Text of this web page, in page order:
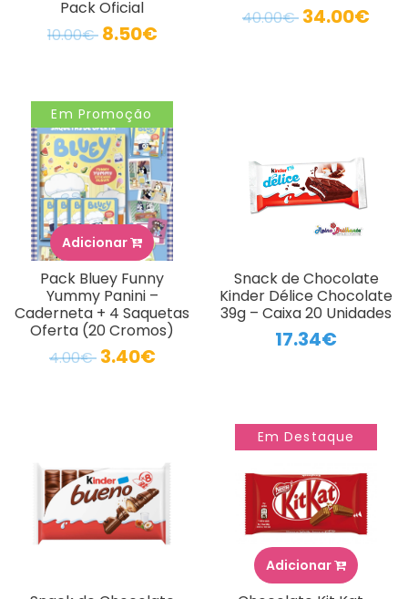
Pack Oficial
10.00€ 8.50€
40.00€ 34.00€
Em Promoção
Adicionar
Pack Bluey Funny
Yummy Panini –
Caderneta + 4 Saquetas
Oferta (20 Cromos)
4.00€ 3.40€
Snack de Chocolate
Kinder Délice Chocolate
39g – Caixa 20 Unidades
17.34€
Em Destaque
Adicionar